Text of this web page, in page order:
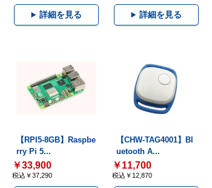
詳細を見る 詳細を見る
【RPI5-8GB】Raspbe
rry Pi 5...
￥33,900
税込￥37,290
【CHW-TAG4001】Bl
uetooth A...
￥11,700
税込￥12,870